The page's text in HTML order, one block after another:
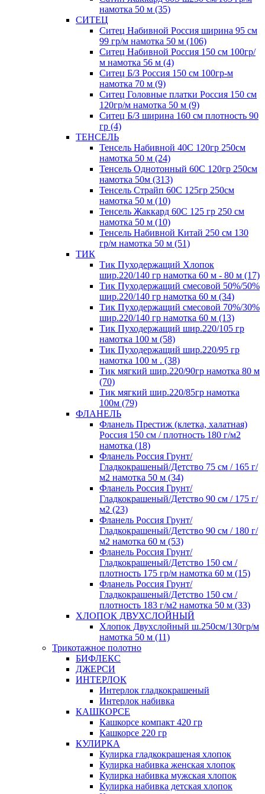
намотка 50 м (35)
СИТЕЦ
Ситец Набивной Россия ширина 95 см
99 гр/м намотка 50 м (106)
Ситец Набивной Россия 150 см 100гр/
м намотка 56 м (4)
Ситец Б/З Россия 150 см 100гр-м
намотка 70 м (9)
Ситец Головные платки Россия 150 см
120гр/м намотка 50 м (9)
Ситец Б/З ширина 160 см плотность 90
гр (4)
ТЕНСЕЛЬ
Тенсель Набивной 40С 120гр 250см
намотка 50 м (24)
Тенсель Однотонный 60С 120гр 250см
намотка 50м (313)
Тенсель Страйп 60С 125гр 250см
намотка 50 м (10)
Тенсель Жаккард 60С 125 гр 250 см
намотка 50 м (10)
Тенсель Набивной Китай 250 см 130
гр/м намотка 50 м (51)
ТИК
Тик Пуходержащий Хлопок
шир.220/140 гр намотка 60 м - 80 м (17)
Тик Пуходержащий смесовой 50%/50%
шир.220/140 гр намотка 60 м (34)
Тик Пуходержащий смесовой 70%/30%
шир.220/140 гр намотка 60 м (13)
Тик Пуходержащий шир.220/105 гр
намотка 100 м (58)
Тик Пуходержащий шир.220/95 гр
намотка 100 м . (38)
Тик мягкий шир.220/90гр намотка 80 м
(70)
Тик мягкий шир.220/85гр намотка
100м (79)
ФЛАНЕЛЬ
Фланель Престиж (клетка, халатная)
Россия 150 см / плотность 180 г/м2
намотка (18)
Фланель Россия Грунт/
Гладкокрашеный/Детство 75 см / 165 г/
м2 намотка 50 м (34)
Фланель Россия Грунт/
Гладкокрашеный/Детство 90 см / 175 г/
м2 (23)
Фланель Россия Грунт/
Гладкокрашеный/Детство 90 см / 180 г/
м2 намотка 60 м (53)
Фланель Россия Грунт/
Гладкокрашеный/Детство 150 см /
плотность 175 гр/м намотка 60 м (15)
Фланель Россия Грунт/
Гладкокрашеный/Детство 150 см /
плотность 183 г/м2 намотка 50 м (33)
ХЛОПОК ДВУХСЛОЙНЫЙ
Хлопок Двухслойный ш.250см/130гр/м
намотка 50 м (11)
Трикотажное полотно
БИФЛЕКС
ДЖЕРСИ
ИНТЕРЛОК
Интерлок гладкокрашеный
Интерлок набивка
КАШКОРСЕ
Кашкорсе компакт 420 гр
Кашкорсе 220 гр
КУЛИРКА
Кулирка гладкокрашеная хлопок
Кулирка набивка женская хлопок
Кулирка набивка мужская хлопок
Кулирка набивка детская хлопок